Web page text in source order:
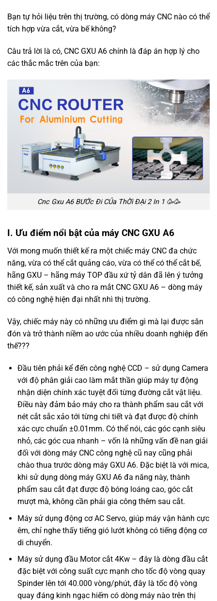
Bạn tự hỏi liệu trên thị trường, có dòng máy CNC nào có thể
tích hợp vừa cắt, vừa bế không?
Câu trả lời là có, CNC GXU A6 chính là đáp án hợp lý cho
các thắc mắc trên của bạn:
Cnc Gxu A6 BƯỚc Đi CỦa ThỜi ĐẠi 2 In 1 🥳🥳
I. Ưu điểm nổi bật của máy CNC GXU A6
Với mong muốn thiết kế ra một chiếc máy CNC đa chức
năng, vừa có thể cắt quảng cáo, vừa có thể có thể cắt bế,
hãng GXU – hãng máy TOP đầu xứ tỷ dân đã lên ý tưởng
thiết kế, sản xuất và cho ra mắt CNC GXU A6 – dòng máy
có công nghệ hiện đại nhất nhì thị trường.
Vậy, chiếc máy này có những ưu điểm gì mà lại được săn
đón và trở thành niềm ao ước của nhiều doanh nghiệp đến
thế???
Đầu tiên phải kể đến công nghệ CCD – sử dụng Camera
với độ phân giải cao làm mắt thần giúp máy tự động
nhận diện chính xác tuyệt đối từng đường cắt vật liệu.
Điều này đảm bảo máy cho ra thành phẩm sau cắt với
nét cắt sắc xảo tới từng chi tiết và đạt được độ chính
xác cực chuẩn ±0.01mm. Có thể nói, các góc cạnh siêu
nhỏ, các góc cua nhanh – vốn là những vấn đề nan giải
đối với dòng máy CNC công nghệ cũ nay cũng phải
chào thua trước dòng máy GXU A6. Đặc biệt là với mica,
khi sử dụng dòng máy GXU A6 đa năng này, thành
phẩm sau cắt đạt được độ bóng loáng cao, góc cắt
mượt mà, không cần phải gia công thêm sau cắt.
Máy sử dụng động cơ AC Servo, giúp máy vận hành cực
êm, chỉ nghe thấy tiếng gió lướt không có tiếng động cơ
di chuyển.
Máy sử dụng đầu Motor cắt 4Kw – đây là dòng đầu cắt
đặc biệt với công suất cực mạnh cho tốc độ vòng quay
Spinder lên tới 40.000 vòng/phút, đây là tốc độ vòng
quay đáng kinh ngạc hiếm có dòng máy nào trên thị